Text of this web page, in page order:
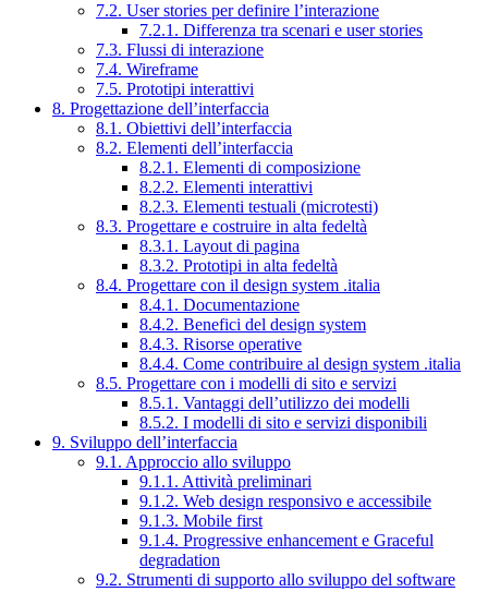
7.2. User stories per definire l’interazione
7.2.1. Differenza tra scenari e user stories
7.3. Flussi di interazione
7.4. Wireframe
7.5. Prototipi interattivi
8. Progettazione dell’interfaccia
8.1. Obiettivi dell’interfaccia
8.2. Elementi dell’interfaccia
8.2.1. Elementi di composizione
8.2.2. Elementi interattivi
8.2.3. Elementi testuali (microtesti)
8.3. Progettare e costruire in alta fedeltà
8.3.1. Layout di pagina
8.3.2. Prototipi in alta fedeltà
8.4. Progettare con il design system .italia
8.4.1. Documentazione
8.4.2. Benefici del design system
8.4.3. Risorse operative
8.4.4. Come contribuire al design system .italia
8.5. Progettare con i modelli di sito e servizi
8.5.1. Vantaggi dell’utilizzo dei modelli
8.5.2. I modelli di sito e servizi disponibili
9. Sviluppo dell’interfaccia
9.1. Approccio allo sviluppo
9.1.1. Attività preliminari
9.1.2. Web design responsivo e accessibile
9.1.3. Mobile first
9.1.4. Progressive enhancement e Graceful
degradation
9.2. Strumenti di supporto allo sviluppo del software